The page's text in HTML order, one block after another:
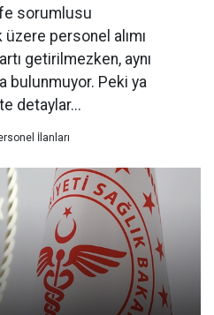
sorumlusu
üzere personel alımı
getirilmezken, aynı
bulunmuyor. Peki ya
detaylar...
İlanları